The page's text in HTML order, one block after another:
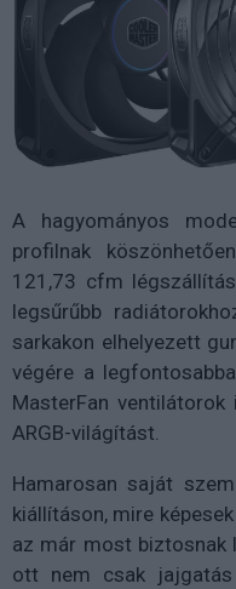
A hagyományos
profilnak
121,73 cfm
legsűrűbb
sarkakon elhelyezett
végére a
MasterFan
ARGB-világítást.
Hamarosan saját
kiállításon, mire
az már most biztosnak
ott nem csak